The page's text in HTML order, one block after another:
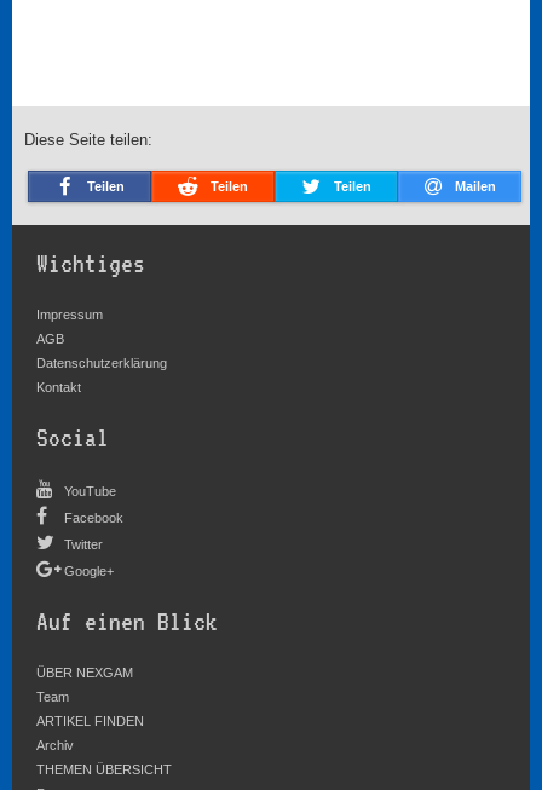
Diese Seite teilen:
Teilen Teilen Teilen Mailen
Wichtiges
Impressum
AGB
Datenschutzerklärung
Kontakt
Social
YouTube
Facebook
Twitter
Google+
Auf einen Blick
ÜBER NEXGAM
Team
ARTIKEL FINDEN
Archiv
THEMEN ÜBERSICHT